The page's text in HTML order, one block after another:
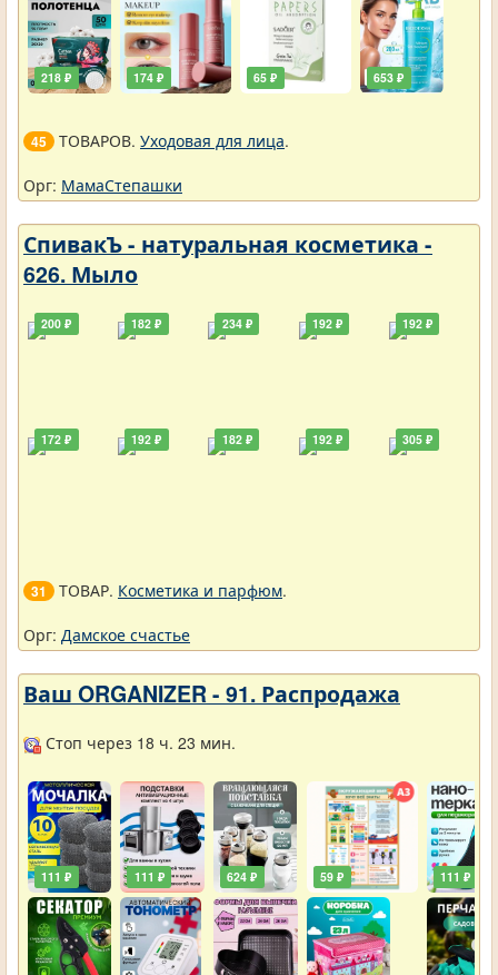
218 ₽ 174 ₽ 65 ₽ 653 ₽
45 ТОВАРОВ. Уходовая для лица.
Орг: МамаСтепашки
СпивакЪ - натуральная косметика -
626. Мыло
200 ₽
172 ₽
182 ₽
192 ₽
234 ₽
182 ₽
192 ₽
192 ₽
192 ₽
305 ₽
31 ТОВАР. Косметика и парфюм.
Орг: Дамское счастье
Ваш ORGANIZER - 91. Распродажа
Стоп через 18 ч. 23 мин.
111 ₽ 111 ₽ 624 ₽ 59 ₽ 111 ₽